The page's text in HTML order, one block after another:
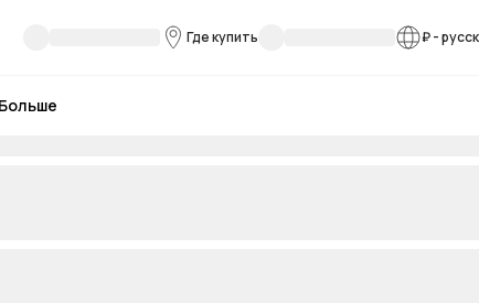
Где купить ₽-
Больше